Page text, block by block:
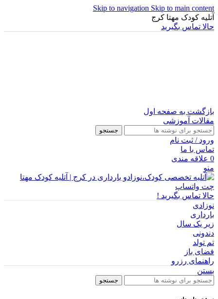
Skip to navigation Skip to main content
آتلیه کودک مهتا کرج
حالا تماس بگیرید
بازگشت به صفحه اول
مقالات آموزشی
جستجو
ورود / ثبت نام
تماس با ما
0 علاقه مندی
منو
چت واتساپ
حالا تماس بگیرید !
نوزادی
بارداری
زیر یک سال
دندونی
تم تولد
فضای باز
راهنمای رزرو
بستن
جستجو